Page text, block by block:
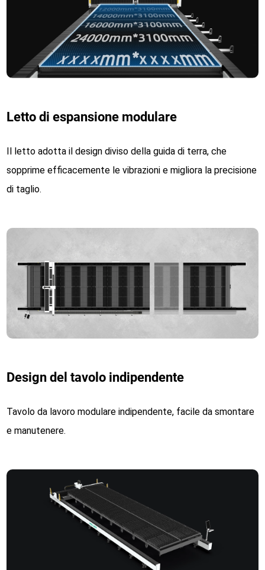
Letto di espansione modulare
Il letto adotta il design diviso della guida di terra, che
sopprime efficacemente le vibrazioni e migliora la precisione
di taglio.
Design del tavolo indipendente
Tavolo da lavoro modulare indipendente, facile da smontare
e manutenere.